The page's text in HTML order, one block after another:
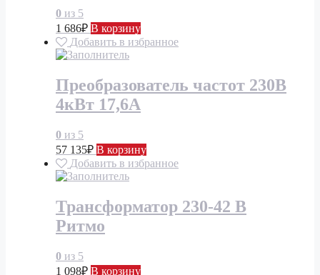
0 из 5
1 686₽ В корзину
Добавить в избранное
Преобразователь частот 230В
4кВт 17,6А
0 из 5
57 135₽ В корзину
Добавить в избранное
Трансформатор 230-42 В
Ритмо
0 из 5
1 098₽ В корзину